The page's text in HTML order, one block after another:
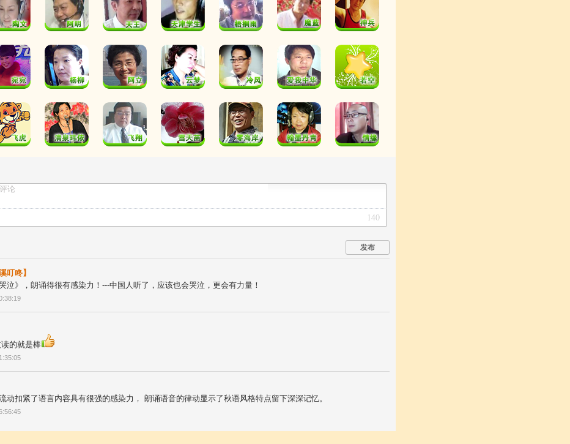
140
发布
叮咚】
泣》，朗诵得很有感染力！---中国人听了，应该也会哭泣，更会有力量！
的就是棒
动扣紧了语言内容具有很强的感染力， 朗诵语音的律动显示了秋语风格特点留下深深记忆。